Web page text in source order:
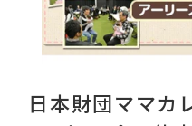
日本財団ママカ